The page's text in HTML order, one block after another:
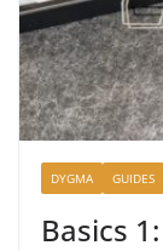
DYGMA GUIDES
Basics